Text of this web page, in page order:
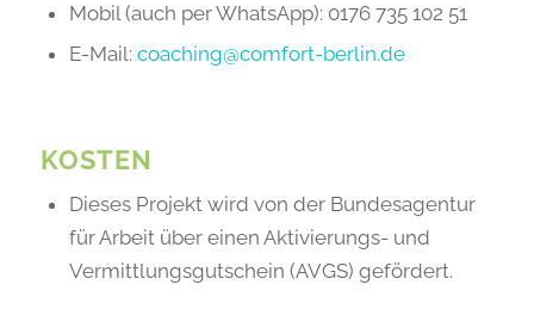
Mobil (auch per WhatsApp): 0176 735 102 51
E-Mail: coaching@comfort-berlin.de
KOSTEN
Dieses Projekt wird von der Bundesagentur
für Arbeit über einen Aktivierungs- und
Vermittlungsgutschein (AVGS) gefördert.